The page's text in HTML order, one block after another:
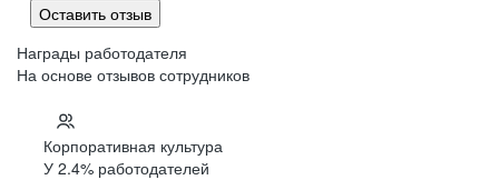
Оставить отзыв
Награды работодателя
На основе отзывов сотрудников
Корпоративная культура
У 2.4% работодателей